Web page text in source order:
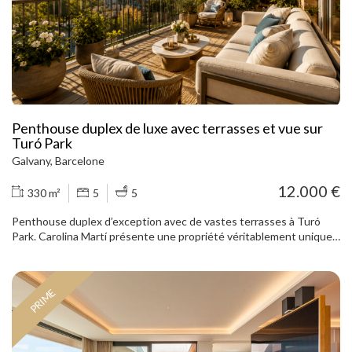
24h/24 et 7j/7, salle de sport de 1 000 m², piscine intérieure
chauffée, spa avec jacuzzi et sauna, solarium, terrain de padel,
piscine à débordement offrant une vue panoramique à 360° sur
Barcelone et une place de stationnement dans le même immeuble.
Charges mensuelles de services : 700 €, non comprises dans le
prix. Une propriété prête à être habitée, idéale pour ceux qui
recherchent design, confort, vue sur la mer et services premium à
Diagonal Mar.
Penthouse duplex de luxe avec terrasses et vue sur
Turó Park
Galvany, Barcelone
330 m² 5 5 12.000 €
Penthouse duplex d’exception avec de vastes terrasses à Turó
Park. Carolina Martí présente une propriété véritablement unique
Park, entièrement rénové avec une sélection soignée de matériaux
nobles et de prestations haut de gamme. Le logement offre
environ 330 m² habitables répartis sur deux niveaux, auxquels
s’ajoutent 90 m² de terrasses privatives. Ses volumes généreux, sa
luminosité et sa position dominante privilégiée permettent de
PRIME